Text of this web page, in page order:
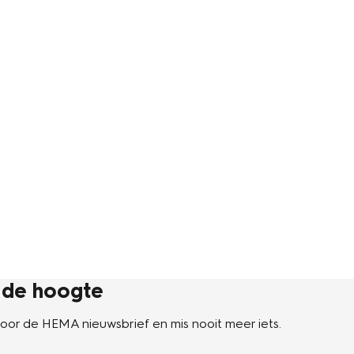
hoogte
de HEMA nieuwsbrief en mis nooit meer iets.